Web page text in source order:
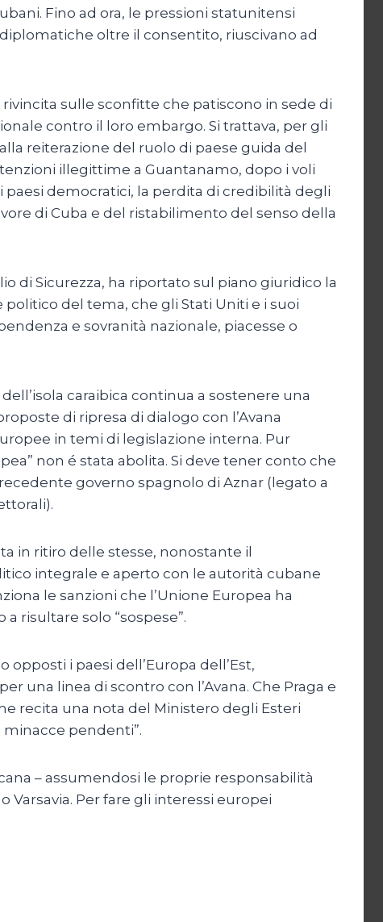
Fino ad ora, le pressioni statunitensi
oltre il consentito, riuscivano ad
sulle sconfitte che patiscono in sede di
contro il loro embargo. Si trattava, per gli
reiterazione del ruolo di paese guida del
illegittime a Guantanamo, dopo i voli
democratici, la perdita di credibilità degli
di Cuba e del ristabilimento del senso della
di Sicurezza, ha riportato sul piano giuridico la
del tema, che gli Stati Uniti e i suoi
e sovranità nazionale, piacesse o
caraibica continua a sostenere una
di ripresa di dialogo con l’Avana
in temi di legislazione interna. Pur
non é stata abolita. Si deve tener conto che
governo spagnolo di Aznar (legato a
in ritiro delle stesse, nonostante il
integrale e aperto con le autorità cubane
le sanzioni che l’Unione Europea ha
risultare solo “sospese”.
i paesi dell’Europa dell’Est,
una linea di scontro con l’Avana. Che Praga e
recita una nota del Ministero degli Esteri
minacce pendenti”.
– assumendosi le proprie responsabilità
Per fare gli interessi europei